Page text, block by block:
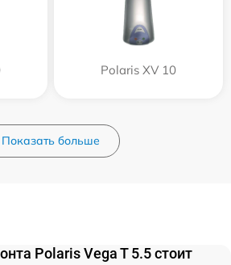
Polaris XV 10
Показать больше
Polaris Vega T 5.5 стоит